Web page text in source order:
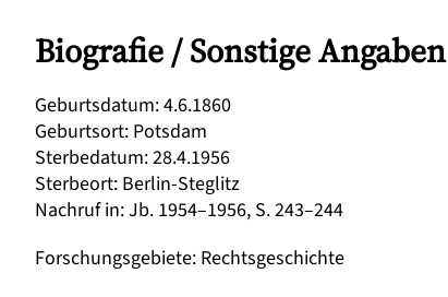
Biografie / Sonstige Angaben
Geburtsdatum:4.6.1860
Geburtsort: Potsdam
Sterbedatum:28.4.1956
Sterbeort: Berlin-Steglitz
Nachruf in:Jb. 1954–1956, S. 243–244
Forschungsgebiete: Rechtsgeschichte